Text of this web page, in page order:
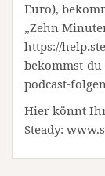
Euro),
„Zehn
https://
bekommst-
podcast-
Hier könnt
Steady: